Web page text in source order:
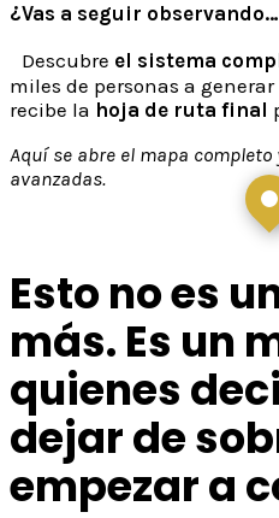
¿Vas a seguir
Descubre el sistema
miles de personas a
recibe la hoja de ruta final
Aquí se abre el mapa
avanzadas.
Esto no es
más. Es un
quienes
dejar de
empezar a